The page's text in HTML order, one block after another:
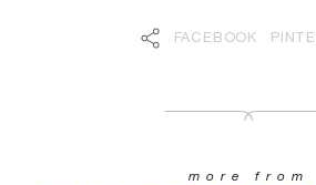
FACEBOOK
more from